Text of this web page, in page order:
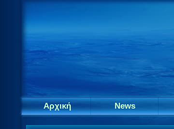
Αρχική News